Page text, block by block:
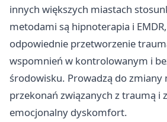
innych większych miastach
metodami są hipnoterapia i
odpowiednie przetworzenie
wspomnień w kontrolowanym i
środowisku. Prowadzą do zmiany
przekonań związanych z traumą i
emocjonalny dyskomfort.